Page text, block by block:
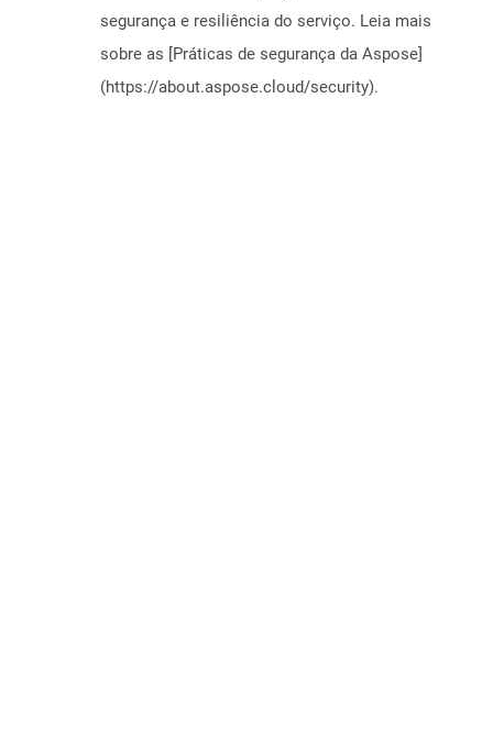
segurança e resiliência do serviço. Leia mais
sobre as [Práticas de segurança da Aspose]
(https://about.aspose.cloud/security).